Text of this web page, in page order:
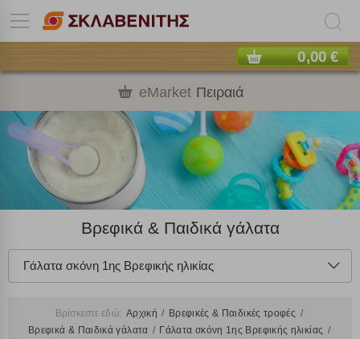
0,00 €
eMarket Πειραιά
Βρεφικά & Παιδικά γάλατα
Γάλατα σκόνη 1ης Βρεφικής ηλικίας
Βρίσκεστε εδώ: Αρχική
Βρεφικές & Παιδικές τροφές
Βρεφικά & Παιδικά γάλατα
Γάλατα σκόνη 1ης Βρεφικής ηλικίας